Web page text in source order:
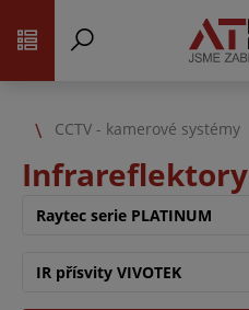
CCTV - kamerové systémy
Infrareflektory
Raytec serie PLATINUM
IR přísvity VIVOTEK